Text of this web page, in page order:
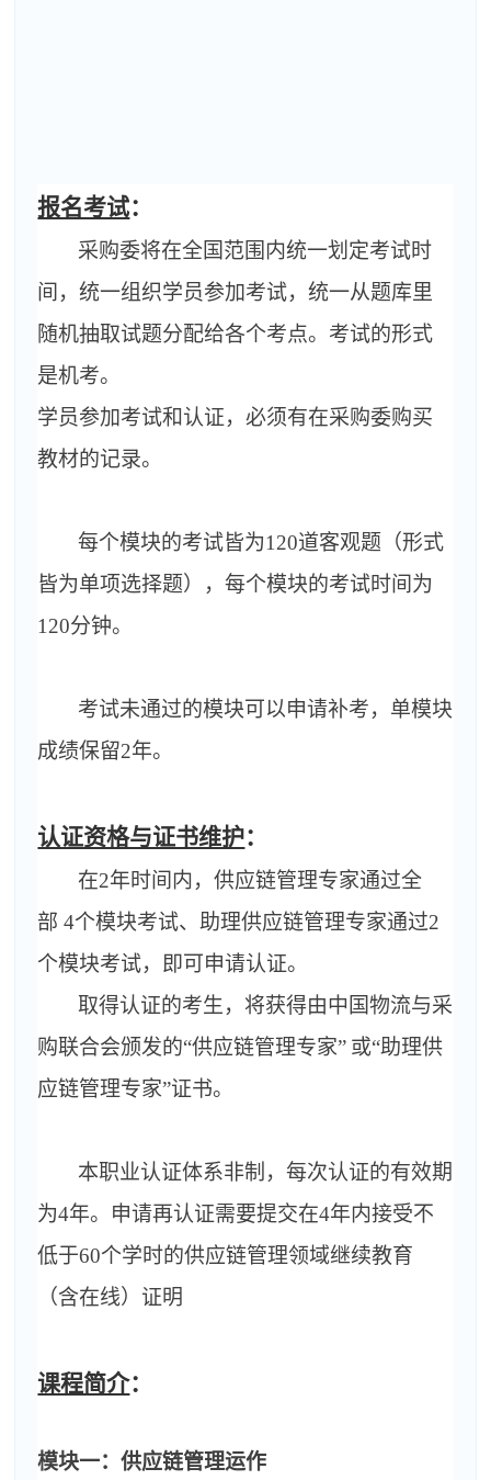
报名考试：
采购委将在全国范围内统一划定考试时
间，统一组织学员参加考试，统一从题库里
随机抽取试题分配给各个考点。考试的形式
是机考。
学员参加考试和认证，必须有在采购委购买
教材的记录。
每个模块的考试皆为120道客观题（形式
皆为单项选择题），每个模块的考试时间为
120分钟。
考试未通过的模块可以申请补考，单模块
成绩保留2年。
认证资格与证书维护：
在2年时间内，供应链管理专家通过全
部 4个模块考试、助理供应链管理专家通过2
个模块考试，即可申请认证。
取得认证的考生，将获得由中国物流与采
购联合会颁发的“供应链管理专家” 或“助理供
应链管理专家”证书。
本职业认证体系非制，每次认证的有效期
为4年。申请再认证需要提交在4年内接受不
低于60个学时的供应链管理领域继续教育
（含在线）证明
课程简介：
模块一：供应链管理运作